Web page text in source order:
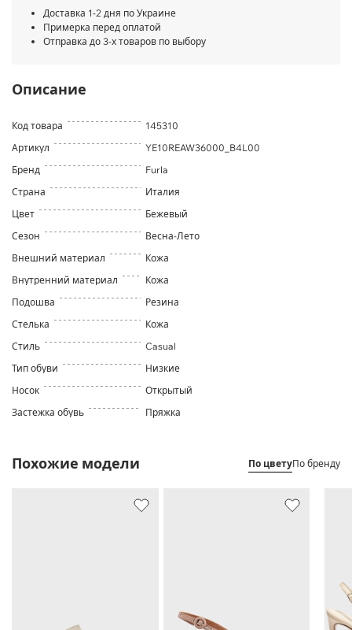
Доставка 1-2 дня по Украине
Примерка перед оплатой
Отправка до 3-х товаров по выбору
Описание
Код товара
145310
Артикул
YE10REAW36000_B4L00
Бренд
Furla
Страна
Италия
Цвет
Бежевый
Сезон
Весна-Лето
Внешний материал
Кожа
Внутренний материал
Кожа
Подошва
Резина
Стелька
Кожа
Стиль
Casual
Тип обуви
Низкие
Носок
Открытый
Застежка обувь
Пряжка
Похожие модели По цветуПо бренду